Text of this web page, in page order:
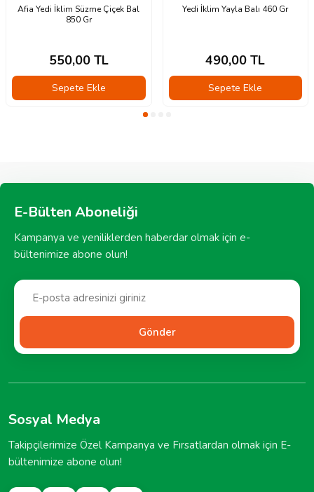
Afia Yedi İklim Süzme Çiçek Bal
850 Gr
550,00TL
Sepete Ekle
Yedi İklim Yayla Balı 460 Gr
490,00 TL
Sepete Ekle
E-Bülten Aboneliği
Kampanya ve yeniliklerden haberdar olmak için e-
bültenimize abone olun!
Gönder
Sosyal Medya
Takipçilerimize Özel Kampanya ve Fırsatlardan olmak için E-
bültenimize abone olun!